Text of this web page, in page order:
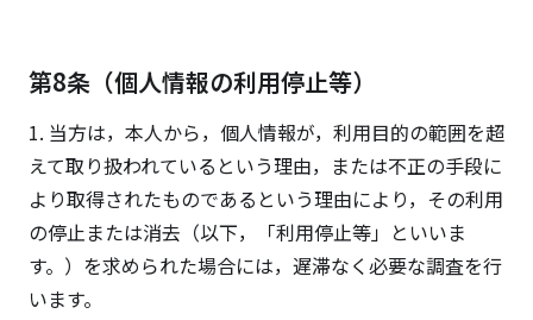
第8条（個人情報の利用停止等）
1. 当方は，本人から，個人情報が，利用目的の範囲を超
えて取り扱われているという理由，または不正の手段に
より取得されたものであるという理由により，その利用
の停止または消去（以下，「利用停止等」といいま
す。）を求められた場合には，遅滞なく必要な調査を行
います。